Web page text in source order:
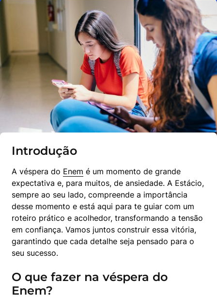
Introdução
A véspera do Enem é um momento de grande
expectativa e, para muitos, de ansiedade. A Estácio,
sempre ao seu lado, compreende a importância
desse momento e está aqui para te guiar com um
roteiro prático e acolhedor, transformando a tensão
em confiança. Vamos juntos construir essa vitória,
garantindo que cada detalhe seja pensado para o
seu sucesso.
O que fazer na véspera do
Enem?